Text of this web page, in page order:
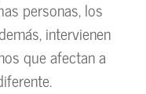
personas, los
intervienen
que afectan a